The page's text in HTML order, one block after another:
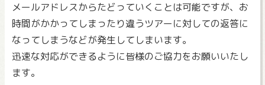
メールアドレスからたどっていくことは可能ですが、お
時間がかかってしまったり違うツアーに対しての返答に
なってしまうなどが発生してしまいます。
迅速な対応ができるように皆様のご協力をお願いいたし
ます。